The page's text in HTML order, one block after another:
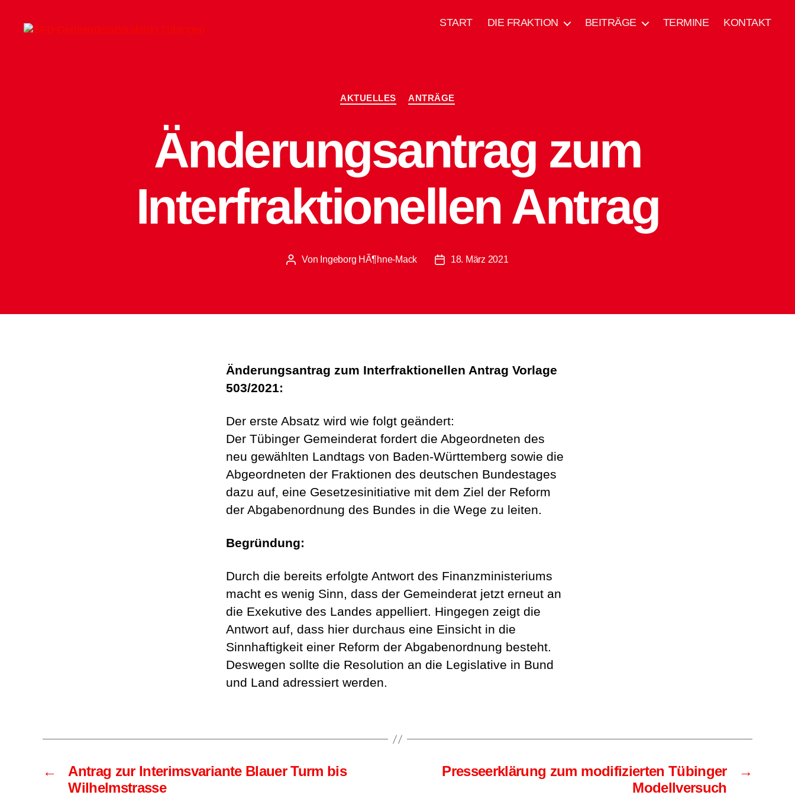
SPD-
START DIE FRAKTION BEITRÄGE TERMINE KONTAKT
Kategorien
AKTUELLES ANTRÄGE
Änderungsantrag zum
Interfraktionellen Antrag
Beitragsautor
Von Ingeborg HÃ¶hne-Mack Beitragsdatum
18. März 2021
Änderungsantrag zum Interfraktionellen Antrag Vorlage
503/2021:
Der erste Absatz wird wie folgt geändert:
Der Tübinger Gemeinderat fordert die Abgeordneten des
neu gewählten Landtags von Baden-Württemberg sowie die
Abgeordneten der Fraktionen des deutschen Bundestages
dazu auf, eine Gesetzesinitiative mit dem Ziel der Reform
der Abgabenordnung des Bundes in die Wege zu leiten.
Begründung:
Durch die bereits erfolgte Antwort des Finanzministeriums
macht es wenig Sinn, dass der Gemeinderat jetzt erneut an
die Exekutive des Landes appelliert. Hingegen zeigt die
Antwort auf, dass hier durchaus eine Einsicht in die
Sinnhaftigkeit einer Reform der Abgabenordnung besteht.
Deswegen sollte die Resolution an die Legislative in Bund
und Land adressiert werden.
←
Antrag zur Interimsvariante Blauer Turm bis
Wilhelmstrasse
→
Presseerklärung zum modifizierten Tübinger
Modellversuch